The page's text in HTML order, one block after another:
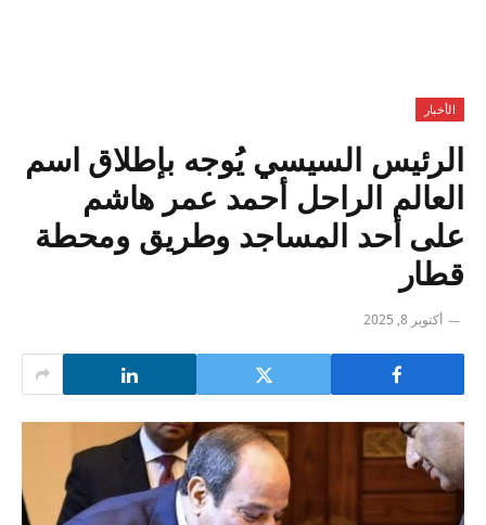
الأخبار
الرئيس السيسي يُوجه بإطلاق اسم
العالم الراحل أحمد عمر هاشم
على أحد المساجد وطريق ومحطة
قطار
أكتوبر 8, 2025